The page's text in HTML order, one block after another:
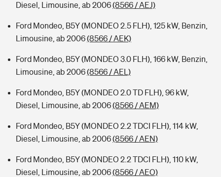
Diesel, Limousine, ab 2006(8566 / AEJ)
Ford Mondeo, B5Y (MONDEO 2.5 FLH), 125 kW, Benzin,
Limousine, ab 2006(8566 / AEK)
Ford Mondeo, B5Y (MONDEO 3.0 FLH), 166 kW, Benzin,
Limousine, ab 2006(8566 / AEL)
Ford Mondeo, B5Y (MONDEO 2.0 TD FLH), 96 kW,
Diesel, Limousine, ab 2006(8566 / AEM)
Ford Mondeo, B5Y (MONDEO 2.2 TDCI FLH), 114 kW,
Diesel, Limousine, ab 2006(8566 / AEN)
Ford Mondeo, B5Y (MONDEO 2.2 TDCI FLH), 110 kW,
Diesel, Limousine, ab 2006(8566 / AEO)